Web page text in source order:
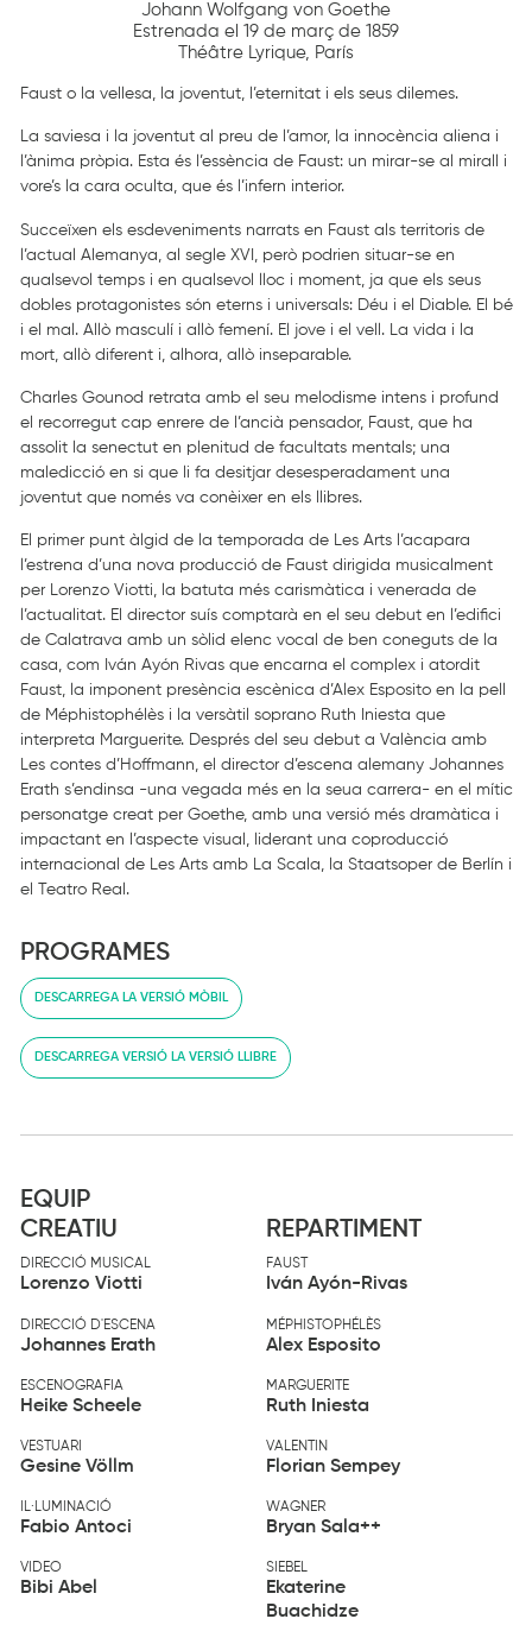
Johann Wolfgang von Goethe
Estrenada el 19 de març de 1859
Théâtre Lyrique, París
Faust o la vellesa, la joventut, l’eternitat i els seus dilemes.
La saviesa i la joventut al preu de l’amor, la innocència aliena i
l’ànima pròpia. Esta és l’essència de Faust: un mirar-se al mirall i
vore’s la cara oculta, que és l’infern interior.
Succeïxen els esdeveniments narrats en Faust als territoris de
l’actual Alemanya, al segle XVI, però podrien situar-se en
qualsevol temps i en qualsevol lloc i moment, ja que els seus
dobles protagonistes són eterns i universals: Déu i el Diable. El bé
i el mal. Allò masculí i allò femení. El jove i el vell. La vida i la
mort, allò diferent i, alhora, allò inseparable.
Charles Gounod retrata amb el seu melodisme intens i profund
el recorregut cap enrere de l’ancià pensador, Faust, que ha
assolit la senectut en plenitud de facultats mentals; una
maledicció en si que li fa desitjar desesperadament una
joventut que només va conèixer en els llibres.
El primer punt àlgid de la temporada de Les Arts l’acapara
l’estrena d’una nova producció de Faust dirigida musicalment
per Lorenzo Viotti, la batuta més carismàtica i venerada de
l’actualitat. El director suís comptarà en el seu debut en l’edifici
de Calatrava amb un sòlid elenc vocal de ben coneguts de la
casa, com Iván Ayón Rivas que encarna el complex i atordit
Faust, la imponent presència escènica d’Alex Esposito en la pell
de Méphistophélès i la versàtil soprano Ruth Iniesta que
interpreta Marguerite. Després del seu debut a València amb
Les contes d’Hoffmann, el director d’escena alemany Johannes
Erath s’endinsa -una vegada més en la seua carrera- en el mític
personatge creat per Goethe, amb una versió més dramàtica i
impactant en l’aspecte visual, liderant una coproducció
internacional de Les Arts amb La Scala, la Staatsoper de Berlín i
el Teatro Real.
PROGRAMES
DESCARREGA LA VERSIÓ MÒBIL
DESCARREGA VERSIÓ LA VERSIÓ LLIBRE
EQUIP
CREATIU
DIRECCIÓ MUSICAL
Lorenzo Viotti
DIRECCIÓ D'ESCENA
Johannes Erath
ESCENOGRAFIA
Heike Scheele
VESTUARI
Gesine Völlm
IL·LUMINACIÓ
Fabio Antoci
VIDEO
Bibi Abel
REPARTIMENT
FAUST
Iván Ayón-Rivas
MÉPHISTOPHÉLÈS
Alex Esposito
MARGUERITE
Ruth Iniesta
VALENTIN
Florian Sempey
WAGNER
Bryan Sala++
SIEBEL
Ekaterine
Buachidze